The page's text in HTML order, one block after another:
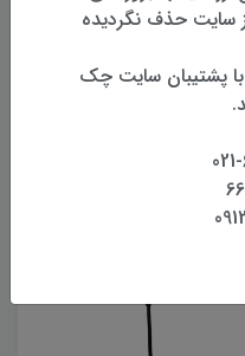
سایت حذف نگردیده
با پشتیبان سایت چک